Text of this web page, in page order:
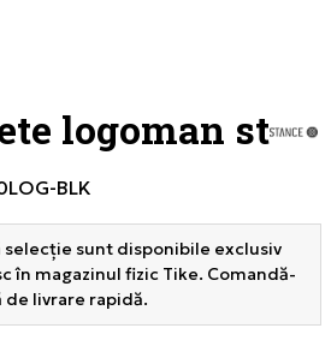
logoman st
BLK
selecție sunt disponibile exclusiv
în magazinul fizic Tike. Comandă-
livrare rapidă.